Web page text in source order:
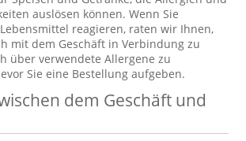
auslösen können. Wenn Sie
reagieren, raten wir Ihnen,
mit dem Geschäft in Verbindung zu
über verwendete Allergene zu
Sie eine Bestellung aufgeben.
dem Geschäft und